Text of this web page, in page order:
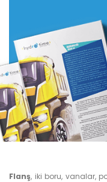
Flanş, iki boru, vanalar,